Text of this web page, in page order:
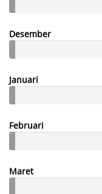
Desember
Januari
Februari
Maret